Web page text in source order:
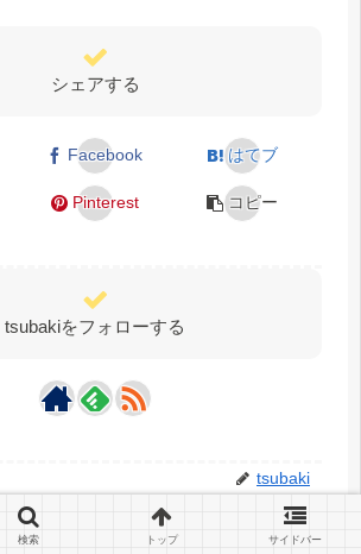
シェアする
Facebook はてブ
Pinterest コピー
tsubakiをフォローする
tsubaki
検索 トップ サイドバー